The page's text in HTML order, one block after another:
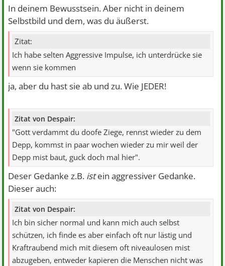
In deinem Bewusstsein. Aber nicht in deinem
Selbstbild und dem, was du äußerst.
Zitat:
Ich habe selten Aggressive Impulse, ich unterdrücke sie
wenn sie kommen
ja, aber du hast sie ab und zu. Wie JEDER!
Zitat von Despair:
"Gott verdammt du doofe Ziege, rennst wieder zu dem
Depp, kommst in paar wochen wieder zu mir weil der
Depp mist baut, guck doch mal hier".
Deser Gedanke z.B. istein aggressiver Gedanke.
Dieser auch:
Zitat von Despair:
Ich bin sicher normal und kann mich auch selbst
schützen, ich finde es aber einfach oft nur lästig und
Kraftraubend mich mit diesem oft niveaulosen mist
abzugeben, entweder kapieren die Menschen nicht was